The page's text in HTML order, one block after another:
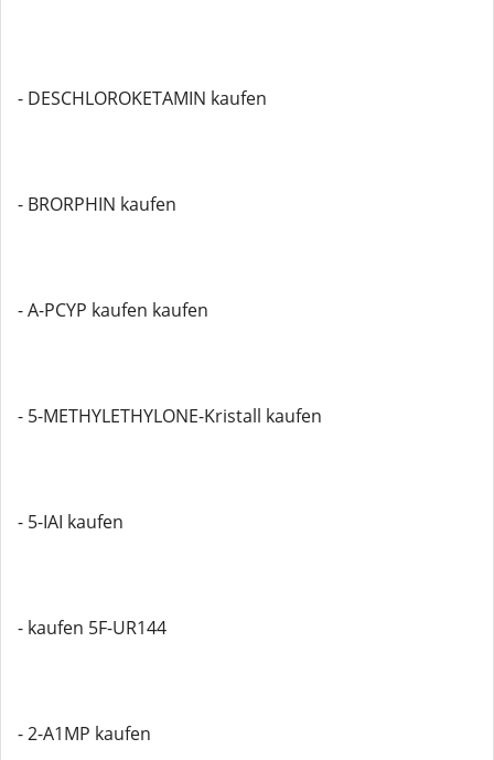
- DESCHLOROKETAMIN kaufen
- BRORPHIN kaufen
- A-PCYP kaufen kaufen
- 5-METHYLETHYLONE-Kristall kaufen
- 5-IAI kaufen
- kaufen 5F-UR144
- 2-A1MP kaufen